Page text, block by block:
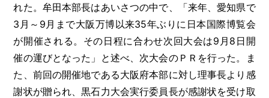
れた。牟田本部長はあいさつの中で、「来年、愛知県で
3月～9月まで大阪万博以来35年ぶりに日本国際博覧会
が開催される。その日程に合わせ次回大会は9月8日開
催の運びとなった」と述べ、次大会のＰＲを行った。ま
た、前回の開催地である大阪府本部に対し理事長より感
謝状が贈られ、黒石力大会実行委員長が感謝状を受け取